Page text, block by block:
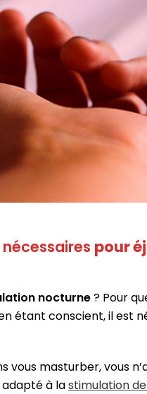
pour
nocturne? Pour
étant conscient, il est
vous masturber, vous
à lastimulation